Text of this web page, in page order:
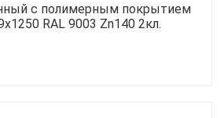
с полимерным покрытием
RAL 9003 Zn140 2кл.